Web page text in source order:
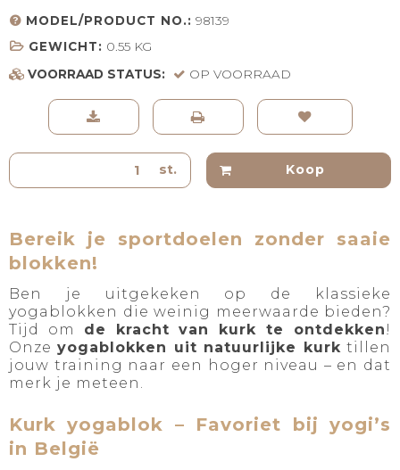
MODEL/PRODUCT NO.: 98139
GEWICHT: 0.55 KG
VOORRAAD STATUS:
OP VOORRAAD
st. Koop
Bereik je sportdoelen zonder saaie
blokken!
Ben je uitgekeken op de klassieke
yogablokken die weinig meerwaarde bieden?
Tijd om de kracht van kurk te ontdekken!
Onzeyogablokken uit natuurlijke kurktillen
jouw training naar een hoger niveau – en dat
merk je meteen.
Kurk yogablok – Favoriet bij yogi’s
in België